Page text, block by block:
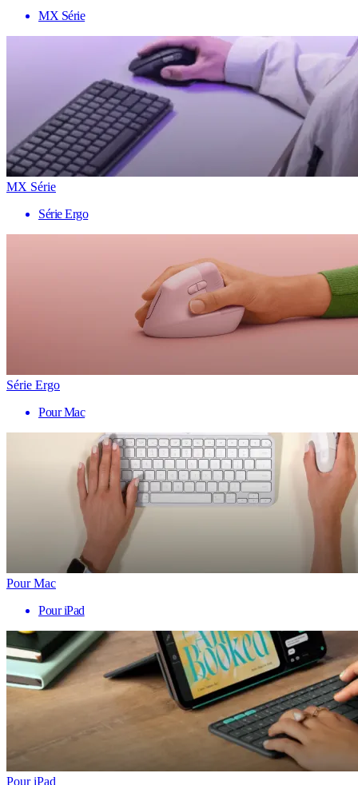
MX Série
MX Série
Série Ergo
Série Ergo
Pour Mac
Pour Mac
Pour iPad
Pour iPad